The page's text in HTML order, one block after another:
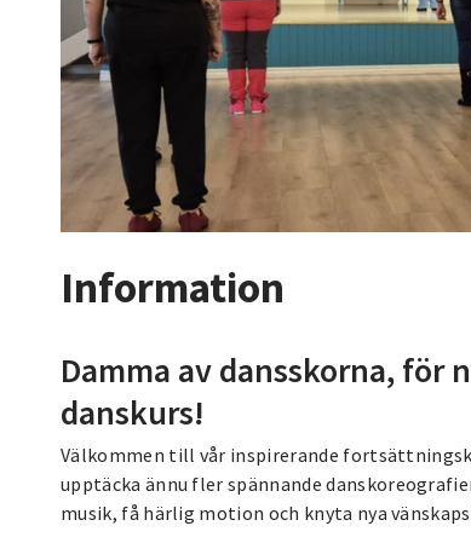
Information
Damma av dansskorna, för
danskurs!
Välkommen till vår inspirerande
upptäcka ännu fler spännande
musik, få härlig motion och knyta nya